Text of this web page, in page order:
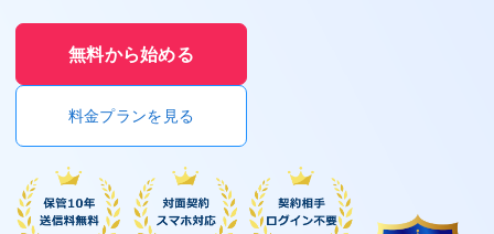
無料から始める
料金プランを見る